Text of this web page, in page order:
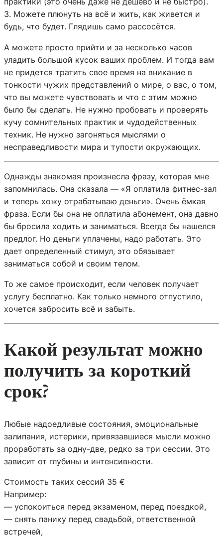
3. Можете плюнуть на всё и жить, как живется и
будь, что будет. Глядишь само рассосётся.
А можете просто прийти и за несколько часов
уладить большой кусок ваших проблем. И тогда вам
не придется тратить свое время на вникание в
тонкости чужих представлений о мире, о вас, о том,
что вы можете чувствовать и что с этим можно
было бы сделать. Не нужно пробовать и проверять
кучу сомнительных практик и чудодейственных
техник. Не нужно загоняться мыслями о
несправедливости мира и тупости окружающих.
Однажды знакомая произнесла фразу, которая мне
запомнилась. Она сказала — «Я оплатила фитнес-зал
и теперь хожу отрабатываю деньги». Очень ёмкая
фраза. Если бы она не оплатила абонемент, она давно
бы бросила ходить и заниматься. Всегда бы нашелся
предлог. Но деньги уплачены, надо работать. Это
дает определенный стимул, это обязывает
заниматься собой и своим телом.
То же самое происходит, если человек получает
услугу бесплатно. Как только немного отпустило,
хочется забросить всё и забыть.
Какой результат можно
получить за короткий
срок?
Любые надоедливые состояния, эмоциональные
залипания, истерики, привязавшиеся мысли можно
проработать за одну-две, редко за три сессии. Это
зависит от глубины и интенсивности.
Стоимость таких сессий 35 €
Например:
— успокоиться перед экзаменом, перед поездкой,
— снять панику перед свадьбой, ответственной
встречей,